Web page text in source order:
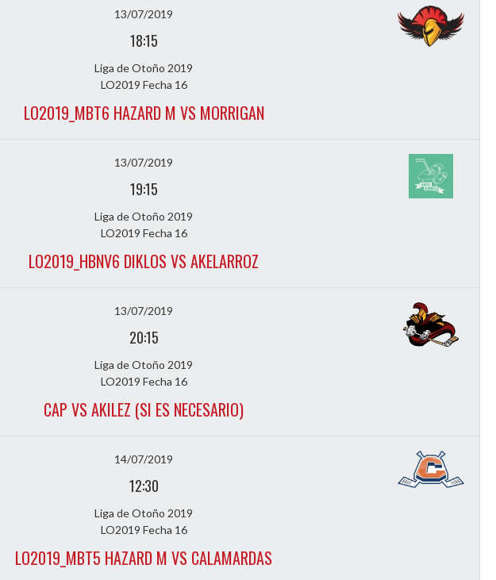
13/07/2019
18:15
Liga de Otoño 2019
LO2019 Fecha 16
LO2019_MBT6 HAZARD M VS MORRIGAN
13/07/2019
19:15
Liga de Otoño 2019
LO2019 Fecha 16
LO2019_HBNV6 DIKLOS VS AKELARROZ
13/07/2019
20:15
Liga de Otoño 2019
LO2019 Fecha 16
CAP VS AKILEZ (SI ES NECESARIO)
14/07/2019
12:30
Liga de Otoño 2019
LO2019 Fecha 16
LO2019_MBT5 HAZARD M VS CALAMARDAS